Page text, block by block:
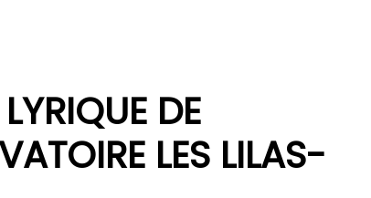
DE
LES LILAS-